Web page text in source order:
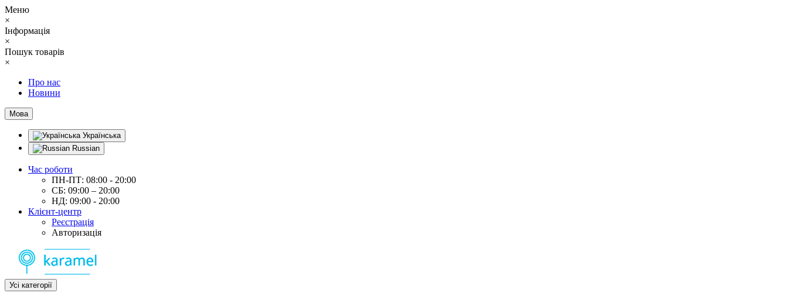
Меню
×
Інформація
×
Пошук товарів
×
Про нас
Новини
Мова
Українська
Russian
Час роботи
ПН-ПТ: 08:00 - 20:00
СБ: 09:00 – 20:00
НД: 09:00 - 20:00
Клієнт-центр
Реєстрація
Авторизація
Усі категорії